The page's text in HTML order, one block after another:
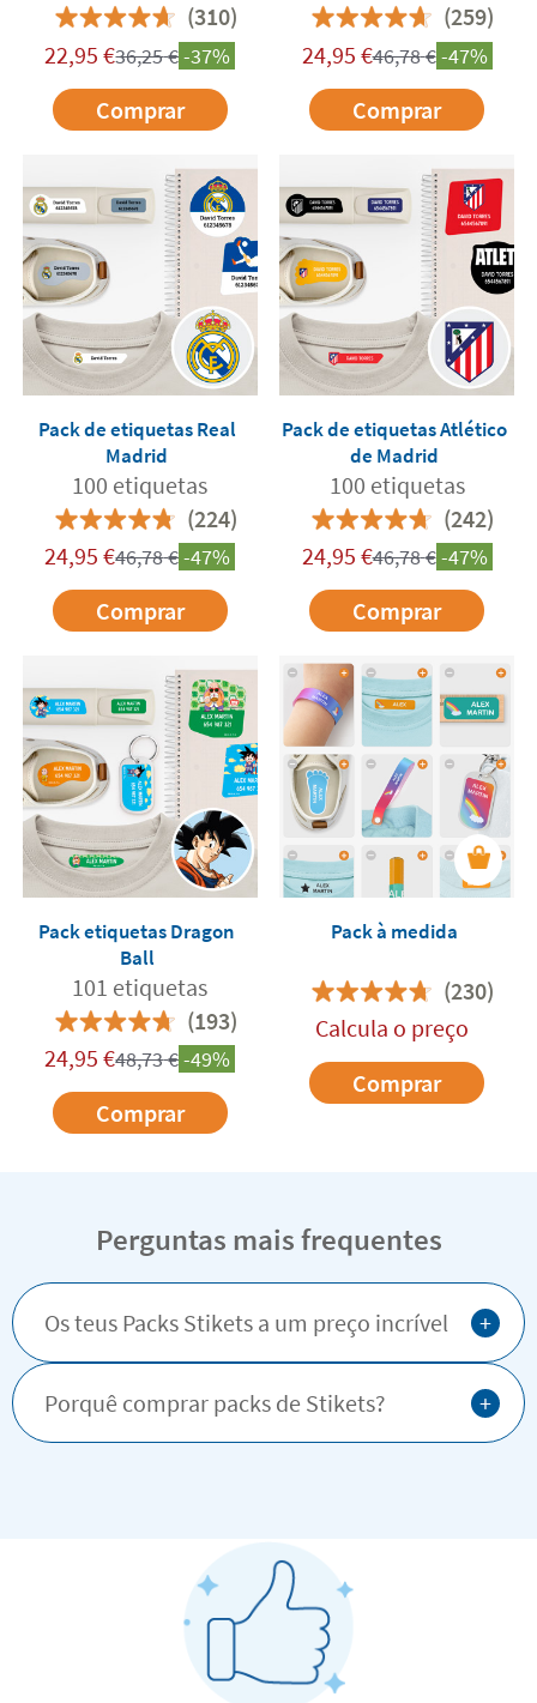
(310)
22,95 €36,25€-37%
Comprar
(259)
24,95 €46,78€-47%
Comprar
Pack de etiquetas Real
Madrid
100 etiquetas
(224)
24,95 €46,78€-47%
Comprar
Pack de etiquetas Atlético
de Madrid
100 etiquetas
(242)
24,95 €46,78€-47%
Comprar
Pack etiquetas Dragon
Ball
101 etiquetas
(193)
24,95 €48,73€-49%
Comprar
Pack à medida
(230)
Calcula o preço
Comprar
Perguntas mais frequentes
Os teus Packs Stikets a um preço incrível +
Porquê comprar packs de Stikets? +